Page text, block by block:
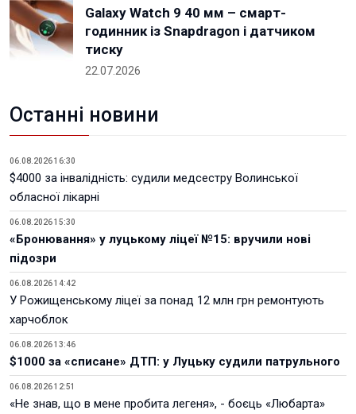
Galaxy Watch 9 40 мм – смарт-
годинник із Snapdragon і датчиком
тиску
22.07.2026
Останні новини
06.08.2026 16:30
$4000 за інвалідність: судили медсестру Волинської
обласної лікарні
06.08.2026 15:30
«Бронювання» у луцькому ліцеї №15: вручили нові
підозри
06.08.2026 14:42
У Рожищенському ліцеї за понад 12 млн грн ремонтують
харчоблок
06.08.2026 13:46
$1000 за «списане» ДТП: у Луцьку судили патрульного
06.08.2026 12:51
«Не знав, що в мене пробита легеня», - боєць «Любарта»